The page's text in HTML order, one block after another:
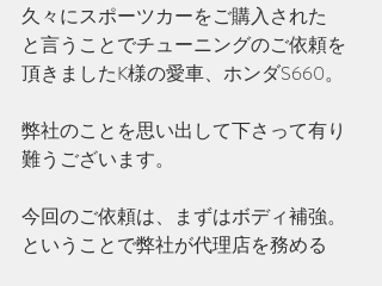
久々にスポーツカーをご購入された
と言うことでチューニングのご依頼を
頂きましたK様の愛車、ホンダS660。
弊社のことを思い出して下さって有り
難うございます。
今回のご依頼は、まずはボディ補強。
ということで弊社が代理店を務める